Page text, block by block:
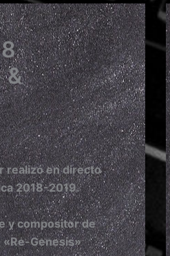
&
realizó en directo
2018-2019.
y compositor de
Genesis»